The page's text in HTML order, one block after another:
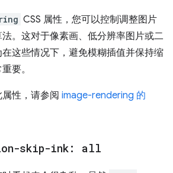
CSS 属性，您可以控制调整图片
。这对于像素画、低分辨率图片或二
这些情况下，避免模糊插值并保持缩
要。
性，请参阅 image-rendering 的
skip-ink: all